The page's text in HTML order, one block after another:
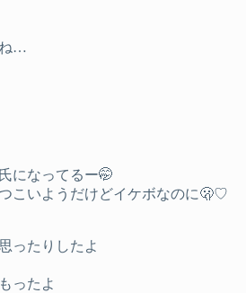
ね…
になってるー🤭
こいようだけどイケボなのに🫢♡
ったりしたよ
ったよ